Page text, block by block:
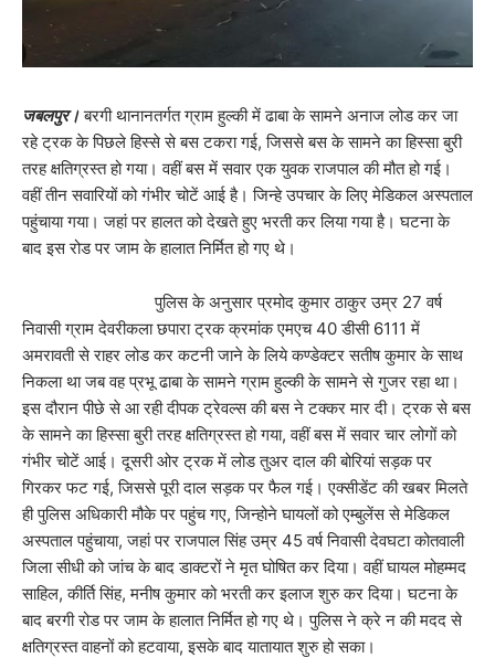
जबलपुर।बरगी थानानतर्गत ग्राम हुल्की में ढाबा के सामने अनाज लोड कर जा
रहे ट्रक के पिछले हिस्से से बस टकरा गई, जिससे बस के सामने का हिस्सा बुरी
तरह क्षतिग्रस्त हो गया। वहीं बस में सवार एक युवक राजपाल की मौत हो गई।
वहीं तीन सवारियों को गंभीर चोटें आई है। जिन्हे उपचार के लिए मेडिकल अस्पताल
पहुंचाया गया। जहां पर हालत को देखते हुए भरती कर लिया गया है। घटना के
बाद इस रोड पर जाम के हालात निर्मित हो गए थे।
पुलिस के अनुसार प्रमोद कुमार ठाकुर उम्र 27 वर्ष
निवासी ग्राम देवरीकला छपारा ट्रक क्रमांक एमएच 40 डीसी 6111 में
अमरावती से राहर लोड कर कटनी जाने के लिये कण्डेक्टर सतीष कुमार के साथ
निकला था जब वह प्रभू ढाबा के सामने ग्राम हुल्की के सामने से गुजर रहा था।
इस दौरान पीछे से आ रही दीपक ट्रेवल्स की बस ने टक्कर मार दी। ट्रक से बस
के सामने का हिस्सा बुरी तरह क्षतिग्रस्त हो गया, वहीं बस में सवार चार लोगों को
गंभीर चोटें आई। दूसरी ओर ट्रक में लोड तुअर दाल की बोरियां सड़क पर
गिरकर फट गई, जिससे पूरी दाल सड़क पर फैल गई। एक्सीडेंट की खबर मिलते
ही पुलिस अधिकारी मौके पर पहुंच गए, जिन्होने घायलों को एम्बुलेंस से मेडिकल
अस्पताल पहुंचाया, जहां पर राजपाल सिंह उम्र 45 वर्ष निवासी देवघटा कोतवाली
जिला सीधी को जांच के बाद डाक्टरों ने मृत घोषित कर दिया। वहीं घायल मोहम्मद
साहिल, कीर्ति सिंह, मनीष कुमार को भरती कर इलाज शुरु कर दिया। घटना के
बाद बरगी रोड पर जाम के हालात निर्मित हो गए थे। पुलिस ने क्रे न की मदद से
क्षतिग्रस्त वाहनों को हटवाया, इसके बाद यातायात शुरु हो सका।